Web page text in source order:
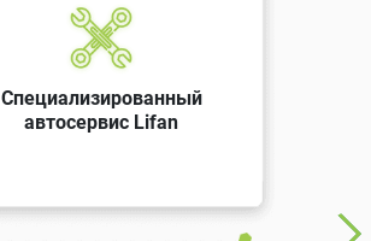
Специализированный
автосервис Lifan